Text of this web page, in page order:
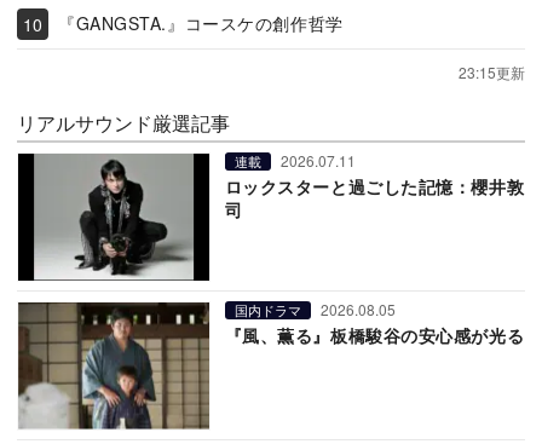
『GANGSTA.』コースケの創作哲学
23:15更新
リアルサウンド厳選記事
連載 2026.07.11
ロックスターと過ごした記憶：櫻井敦
司
国内ドラマ 2026.08.05
『風、薫る』板橋駿谷の安心感が光る